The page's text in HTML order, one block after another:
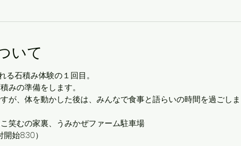
いて
石積み体験の１回目。
みの準備をします。
が、体を動かした後は、みんなで食事と語らいの時間を過ごし
笑むの家裏、うみかぜファーム駐車場
開始8:30）